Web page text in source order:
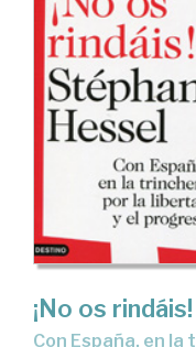
¡No os rindáis!
con España, en la trinchera por la libertad y el